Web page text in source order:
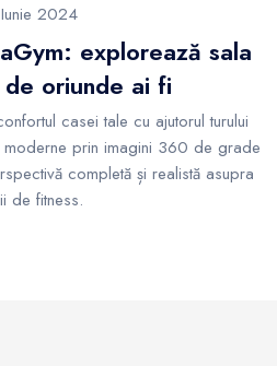
2024
explorează sala
oriunde ai fi
casei tale cu ajutorul turului
prin imagini 360 de grade
completă și realistă asupra
de fitness.